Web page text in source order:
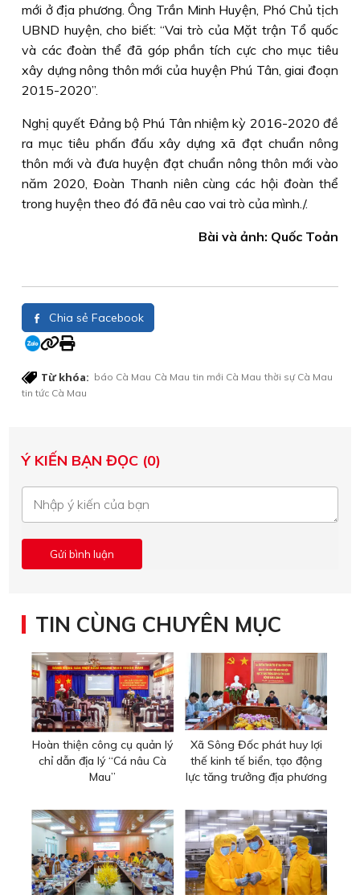
mới ở địa phương. Ông Trần Minh Huyện, Phó Chủ tịch
UBND huyện, cho biết: “Vai trò của Mặt trận Tổ quốc
và các đoàn thể đã góp phần tích cực cho mục tiêu
xây dựng nông thôn mới của huyện Phú Tân, giai đoạn
2015-2020”.
Nghị quyết Ðảng bộ Phú Tân nhiệm kỳ 2016-2020 đề
ra mục tiêu phấn đấu xây dựng xã đạt chuẩn nông
thôn mới và đưa huyện đạt chuẩn nông thôn mới vào
năm 2020, Ðoàn Thanh niên cùng các hội đoàn thể
trong huyện theo đó đã nêu cao vai trò của mình./.
Bài và ảnh: Quốc Toản
Chia sẻ Facebook
Từ khóa: báo Cà Mau Cà Mau tin mới Cà Mau thời sự Cà Mau
tin tức Cà Mau
Ý KIẾN BẠN ĐỌC (0)
TIN CÙNG CHUYÊN MỤC
Hoàn thiện công cụ quản lý
chỉ dẫn địa lý “Cá nâu Cà
Mau”
Xã Sông Đốc phát huy lợi
thế kinh tế biển, tạo động
lực tăng trưởng địa phương